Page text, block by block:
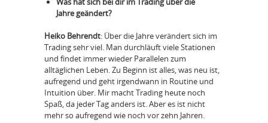
Jahre geändert?
Heiko Behrendt: Über die Jahre verändert sich im
Trading sehr viel. Man durchläuft viele Stationen
und findet immer wieder Parallelen zum
alltäglichen Leben. Zu Beginn ist alles, was neu ist,
aufregend und geht irgendwann in Routine und
Intuition über. Mir macht Trading heute noch
Spaß, da jeder Tag anders ist. Aber es ist nicht
mehr so aufregend wie noch vor zehn Jahren.